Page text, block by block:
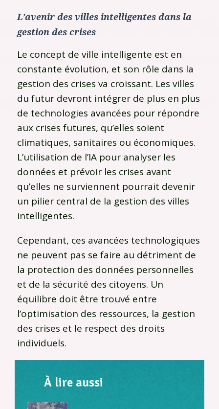
L’avenir des villes intelligentes dans la
gestion des crises
Le concept de ville intelligente est en
constante évolution, et son rôle dans la
gestion des crises va croissant. Les villes
du futur devront intégrer de plus en plus
de technologies avancées pour répondre
aux crises futures, qu’elles soient
climatiques, sanitaires ou économiques.
L’utilisation de l’IA pour analyser les
données et prévoir les crises avant
qu’elles ne surviennent pourrait devenir
un pilier central de la gestion des villes
intelligentes.
Cependant, ces avancées technologiques
ne peuvent pas se faire au détriment de
la protection des données personnelles
et de la sécurité des citoyens. Un
équilibre doit être trouvé entre
l’optimisation des ressources, la gestion
des crises et le respect des droits
individuels.
À lire aussi